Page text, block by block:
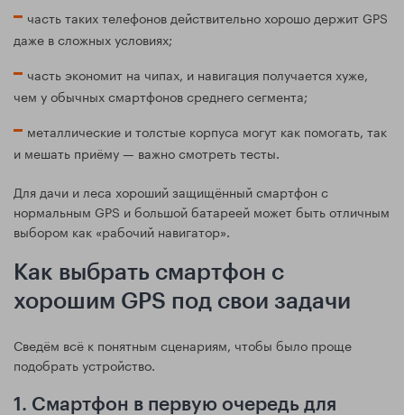
часть таких телефонов действительно хорошо держит GPS
даже в сложных условиях;
часть экономит на чипах, и навигация получается хуже,
чем у обычных смартфонов среднего сегмента;
металлические и толстые корпуса могут как помогать, так
и мешать приёму — важно смотреть тесты.
Для дачи и леса хороший защищённый смартфон с
нормальным GPS и большой батареей может быть отличным
выбором как «рабочий навигатор».
Как выбрать смартфон с
хорошим GPS под свои задачи
Сведём всё к понятным сценариям, чтобы было проще
подобрать устройство.
1. Смартфон в первую очередь для